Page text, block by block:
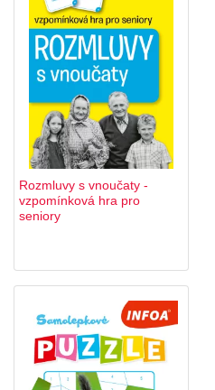
Rozmluvy s vnoučaty -
vzpomínková hra pro
seniory